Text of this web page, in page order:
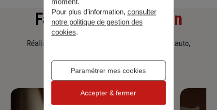
Faitesune simulation
Réalisez une simulation tarifaire d'assurance, auto,
moment.
Pour plus d’information, consulter
notre politique de gestion des
cookies.
Paramétrer mes cookies
Accepter & fermer